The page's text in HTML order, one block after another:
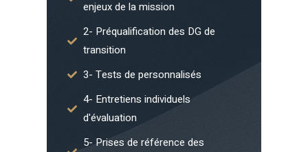
enjeux de la mission
2- Préqualification des DG de
transition
3- Tests de personnalisés
4- Entretiens individuels
d'évaluation
5- Prises de référence des